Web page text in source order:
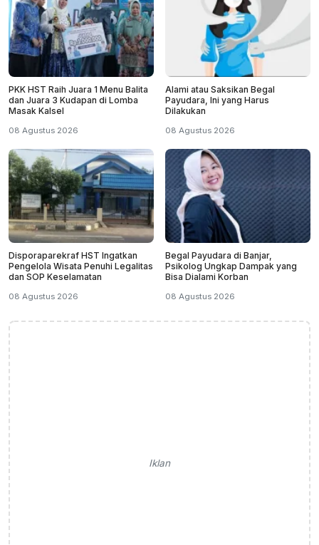
PKK HST Raih Juara 1 Menu Balita
dan Juara 3 Kudapan di Lomba
Masak Kalsel
08 Agustus 2026
Alami atau Saksikan Begal
Payudara, Ini yang Harus
Dilakukan
08 Agustus 2026
Disporaparekraf HST Ingatkan
Pengelola Wisata Penuhi Legalitas
dan SOP Keselamatan
08 Agustus 2026
Begal Payudara di Banjar,
Psikolog Ungkap Dampak yang
Bisa Dialami Korban
08 Agustus 2026
Iklan